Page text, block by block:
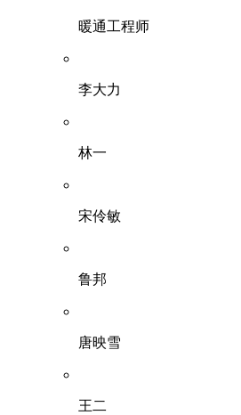
暖通工程师
李大力
林一
宋伶敏
鲁邦
唐映雪
王二